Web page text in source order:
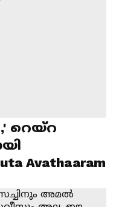
റെയ്റ
Avathaaram